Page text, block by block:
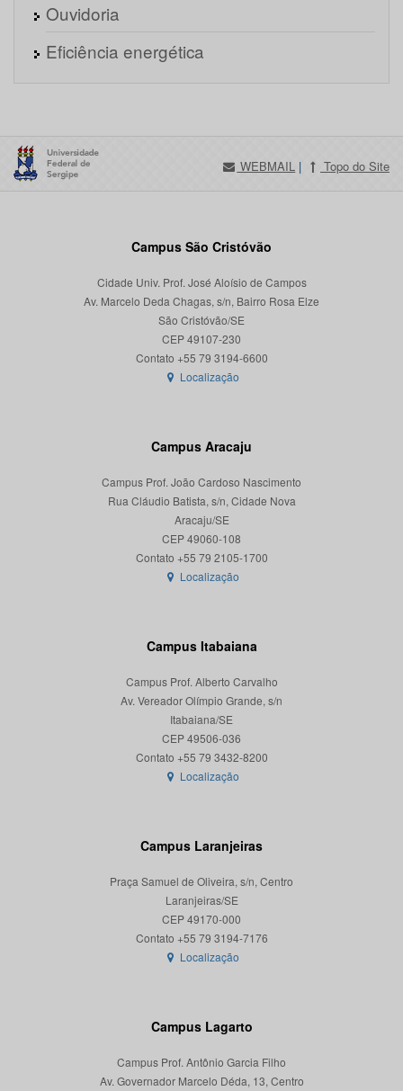
Ouvidoria
Eficiência energética
WEBMAIL | Topo do Site
Campus São Cristóvão
Cidade Univ. Prof. José Aloísio de Campos
Av. Marcelo Deda Chagas, s/n, Bairro Rosa Elze
São Cristóvão/SE
CEP 49107-230
Localização
Campus Aracaju
Campus Prof. João Cardoso Nascimento
Rua Cláudio Batista, s/n, Cidade Nova
Aracaju/SE
CEP 49060-108
Localização
Campus Itabaiana
Campus Prof. Alberto Carvalho
Av. Vereador Olímpio Grande, s/n
Itabaiana/SE
CEP 49506-036
Localização
Campus Laranjeiras
Praça Samuel de Oliveira, s/n, Centro
Laranjeiras/SE
CEP 49170-000
Localização
Campus Lagarto
Campus Prof. Antônio Garcia Filho
Av. Governador Marcelo Déda, 13, Centro